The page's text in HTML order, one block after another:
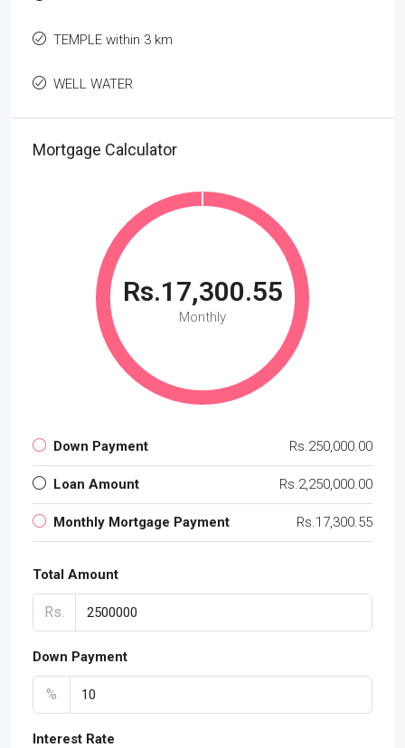
TEMPLE within 3 km
WELL WATER
Mortgage Calculator
Rs.17,300.55
Monthly
Down Payment Rs.250,000.00
Loan Amount Rs.2,250,000.00
Monthly Mortgage Payment Rs.17,300.55
Total Amount
Rs.
Down Payment
%
Interest Rate